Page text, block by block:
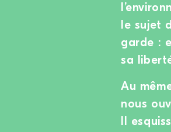
le sujet
garde :
sa
Au
nous
Il